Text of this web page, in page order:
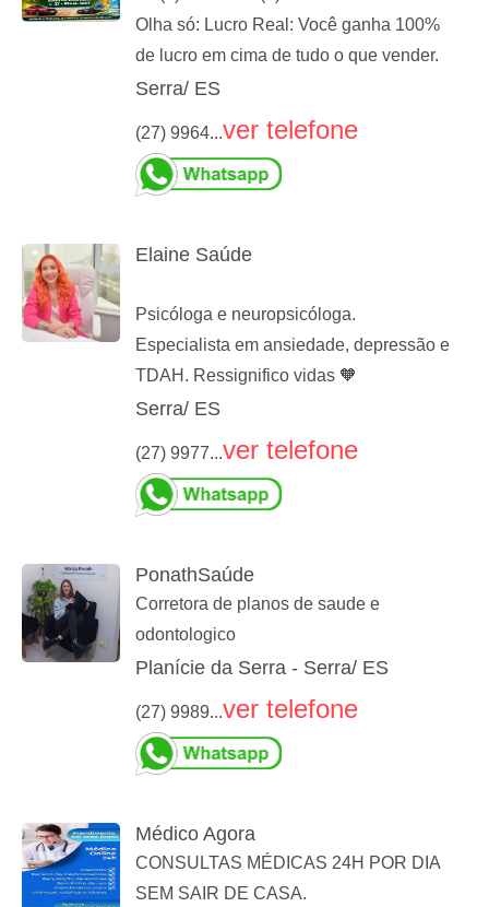
Olha só: Lucro Real: Você ganha 100%
de lucro em cima de tudo o que vender.
Serra/ ES
(27) 9964...ver telefone
Elaine Saúde
Psicóloga e neuropsicóloga.
Especialista em ansiedade, depressão e
TDAH. Ressignifico vidas 🧡
Serra/ ES
(27) 9977...ver telefone
PonathSaúde
Corretora de planos de saude e
odontologico
Planície da Serra - Serra/ ES
(27) 9989...ver telefone
Médico Agora
CONSULTAS MÉDICAS 24H POR DIA
SEM SAIR DE CASA.